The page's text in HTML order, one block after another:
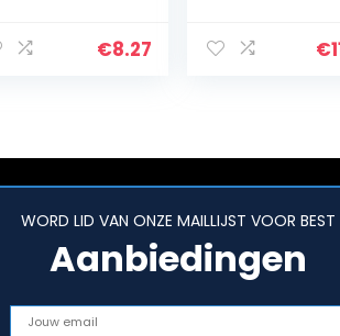
€8.27
Pram,
€
WORD LID VAN ONZE MAILLIJST VOOR BEST
Aanbiedingen